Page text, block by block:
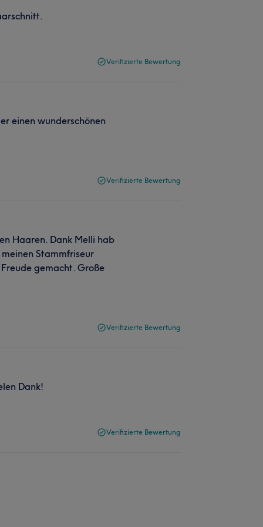
Verifizierte Bewertung
einen wunderschönen
Verifizierte Bewertung
Haaren. Dank Melli hab
Stammfriseur
gemacht. Große
Verifizierte Bewertung
Dank!
Verifizierte Bewertung